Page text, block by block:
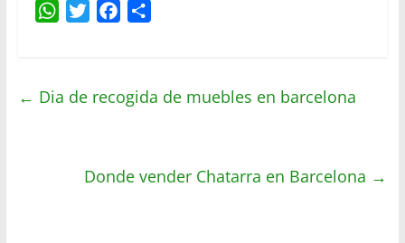
W
s
t
b
k
a
i
← Dia de recogida de muebles en barcelona
Donde vender Chatarra en Barcelona →